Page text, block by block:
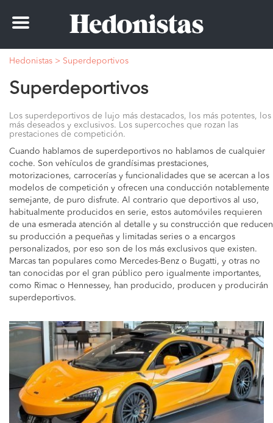
Toggle
Hedonistas > Superdeportivos
Superdeportivos
Los superdeportivos de lujo más destacados, los más potentes, los
más deseados y exclusivos. Los supercoches que rozan las
prestaciones de competición.
Cuando hablamos de superdeportivos no hablamos de cualquier
coche. Son vehículos de grandísimas prestaciones,
motorizaciones, carrocerías y funcionalidades que se acercan a los
modelos de competición y ofrecen una conducción notablemente
semejante, de puro disfrute. Al contrario que deportivos al uso,
habitualmente producidos en serie, estos automóviles requieren
de una esmerada atención al detalle y su construcción que reducen
su producción a pequeñas y limitadas series o a encargos
personalizados, por eso son de los más exclusivos que existen.
Marcas tan populares como Mercedes-Benz o Bugatti, y otras no
tan conocidas por el gran público pero igualmente importantes,
como Rimac o Hennessey, han producido, producen y producirán
superdeportivos.